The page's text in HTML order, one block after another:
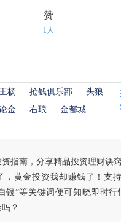
赞
1人
王杨 抢钱俱乐部
头狼
金 右琅 金都城
指南，分享精品投资理财诀
，黄金投资我却赚钱了！支
银”等关键词便可知晓即时
？